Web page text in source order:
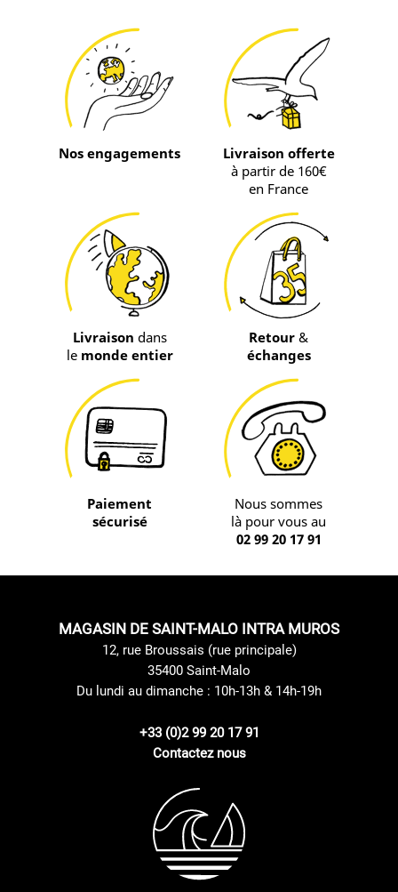
Nos engagements
Livraison offerte
à partir de 160€
en France
Livraison dans
lemonde entier
Retour &
échanges
Paiement
sécurisé
Nous sommes
là pour vous au
02 99 20 17 91
MAGASIN DE SAINT-MALO INTRA MUROS
12, rue Broussais (rue principale)
35400 Saint-Malo
Du lundi au dimanche : 10h-13h & 14h-19h
+33 (0)2 99 20 17 91
Contactez nous